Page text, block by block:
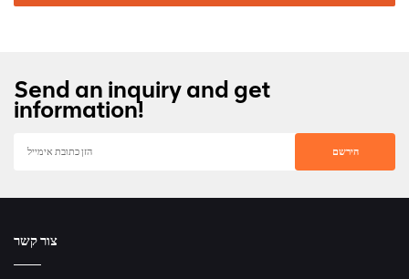
Send an inquiry and get
information!
צור קשר